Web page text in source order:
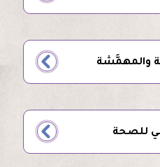
والمهمَّشة
للصحة